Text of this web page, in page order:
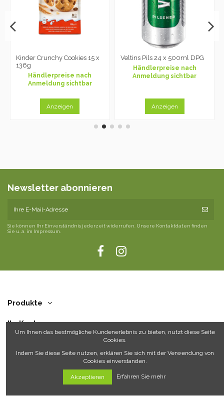
Kinder Crunchy Cookies 15 x
136g
Händlerpreise nach
Anmeldung sichtbar
Anzeigen
Veltins Pils 24 x 500ml DPG
Händlerpreise nach
Anmeldung sichtbar
Anzeigen
Newsletter abonnieren
Sie können Ihr Einverständnis jederzeit widerrufen. Unsere Kontaktdaten finden
Sie u. a. im Impressum.
Produkte
Ihr Konto
Um Ihnen das bestmögliche Kundenerlebnis zu bieten, nutzt diese Seite
Cookies.
Indem Sie diese Seite nutzen, erklären Sie sich mit der Verwendung von
Cookies einverstanden.
Akzeptieren Erfahren Sie mehr